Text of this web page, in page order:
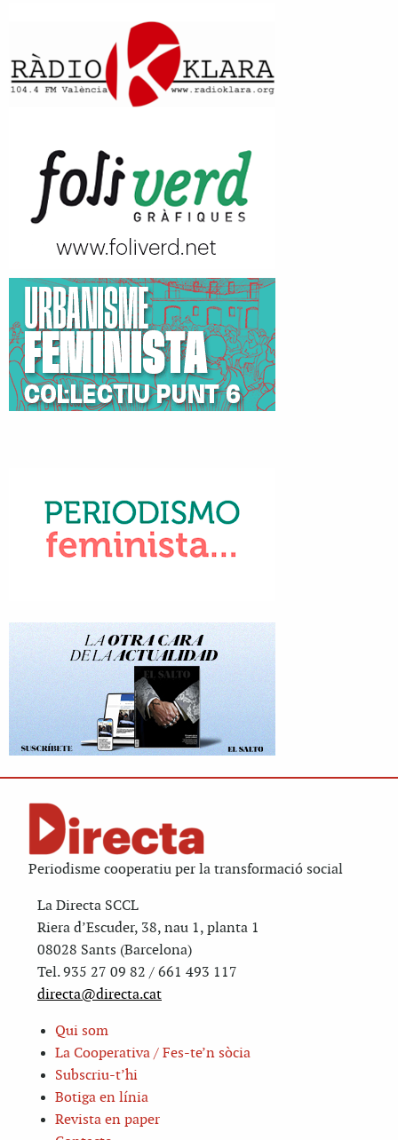
Periodisme cooperatiu per la transformació social
La Directa SCCL
Riera d’Escuder, 38, nau 1, planta 1
08028 Sants (Barcelona)
Tel. 935 27 09 82 / 661 493 117
directa@directa.cat
Qui som
La Cooperativa / Fes-te’n sòcia
Subscriu-t’hi
Botiga en línia
Revista en paper